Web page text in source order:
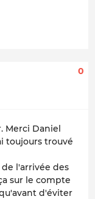
0
Merci Daniel
toujours trouvé
l'arrivée des
sur le compte
d'éviter